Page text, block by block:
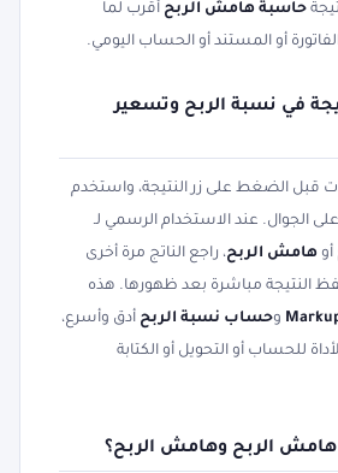
حاسبة هامش الربح أقرب لما
أو المستند أو الحساب اليومي.
في نسبة الربح وتسعير
قبل الضغط على زر النتيجة، واستخدم
الجوال. عند الاستخدام الرسمي لـ
أو هامش الربح، راجع الناتج مرة أخرى
النتيجة مباشرة بعد ظهورها. هذه
وحساب نسبة الربح أدق وأسرع،
للحساب أو التحويل أو الكتابة
الربح وهامش الربح؟